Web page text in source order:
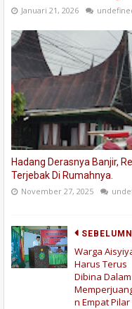
Januari 21, 2026
Hadang Derasnya Banjir,
Terjebak Di Rumahnya.
November 27, 2025
Warga
Harus Terus
Dibina Dalam
n Empat Pilar